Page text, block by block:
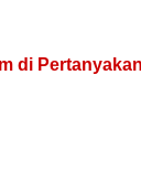
di